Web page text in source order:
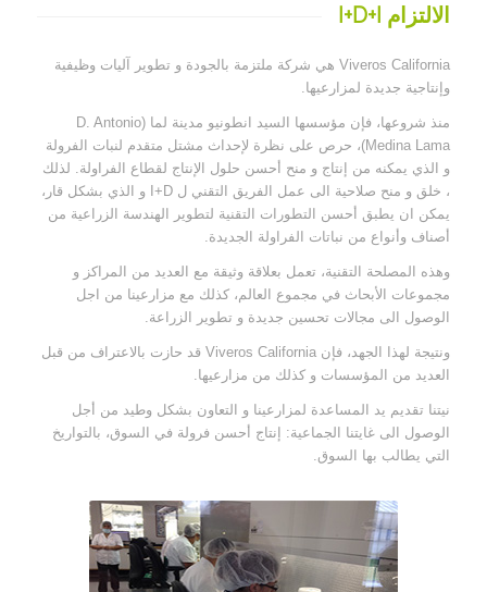
الالتزام I+D+I
Viveros California هي شركة ملتزمة بالجودة و تطوير آليات وظيفية
وإنتاجية جديدة لمزارعيها.
منذ شروعها، فإن مؤسسها السيد انطونيو مدينة لما (D. Antonio
Medina Lama)، حرص على نظرة لإحداث مشتل متقدم لنبات الفرولة
و الذي يمكنه من إنتاج و منح أحسن حلول الإنتاج لقطاع الفراولة. لذلك
، خلق و منح صلاحية الى عمل الفريق التقني ل I+D و الذي بشكل قار،
يمكن ان يطبق أحسن التطورات التقنية لتطوير الهندسة الزراعية من
أصناف وأنواع من نباتات الفراولة الجديدة.
وهذه المصلحة التقنية، تعمل بعلاقة وثيقة مع العديد من المراكز و
مجموعات الأبحاث في مجموع العالم، كذلك مع مزارعينا من اجل
الوصول الى مجالات تحسين جديدة و تطوير الزراعة.
ونتيجة لهذا الجهد، فإن Viveros California قد حازت بالاعتراف من قبل
العديد من المؤسسات و كذلك من مزارعيها.
نيتنا تقديم يد المساعدة لمزارعينا و التعاون بشكل وطيد من أجل
الوصول الى غايتنا الجماعية: إنتاج أحسن فرولة في السوق، بالتواريخ
التي يطالب بها السوق.